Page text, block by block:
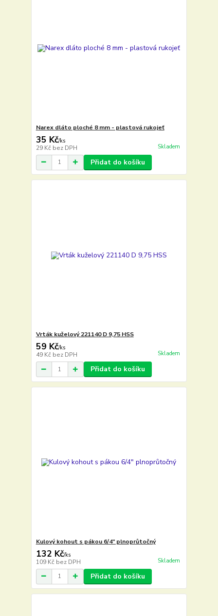
Narex dláto ploché 8 mm - plastová rukojeť
35 Kč/ks
29 Kč bez DPH Skladem
Přidat do košíku
Vrták kuželový 221140 D 9,75 HSS
59 Kč/ks
49 Kč bez DPH Skladem
Přidat do košíku
Kulový kohout s pákou 6/4" plnoprůtočný
132 Kč/ks
109 Kč bez DPH Skladem
Přidat do košíku